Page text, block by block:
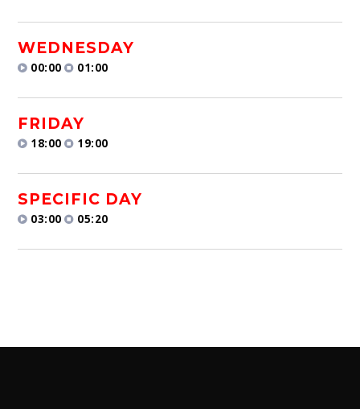
WEDNESDAY
00:00 01:00
FRIDAY
18:00 19:00
SPECIFIC DAY
03:00 05:20